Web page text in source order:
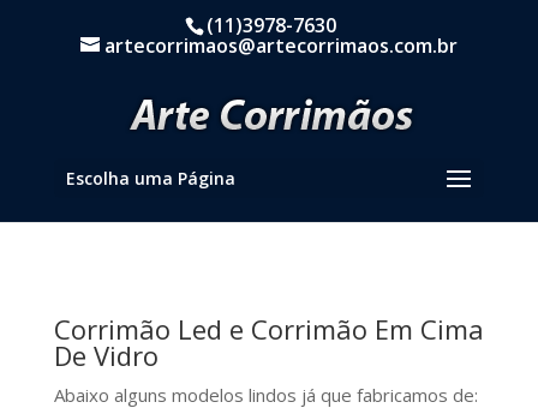
(11)3978-7630
artecorrimaos@artecorrimaos.com.br
Escolha uma Página
Corrimão Led e Corrimão Em Cima
De Vidro
Abaixo alguns modelos lindos já que fabricamos de: